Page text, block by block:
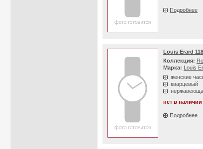
Подробнее
Louis Erard
Коллекция:
Марка: Louis
женские
кварцевый
нет в наличии
Подробнее